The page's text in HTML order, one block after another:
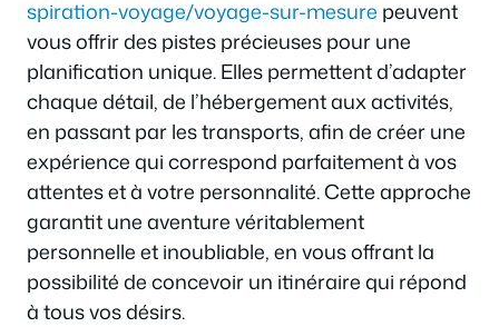
spiration-voyage/voyage-sur-mesure peuvent
vous offrir des pistes précieuses pour une
planification unique. Elles permettent d’adapter
chaque détail, de l’hébergement aux activités,
en passant par les transports, afin de créer une
expérience qui correspond parfaitement à vos
attentes et à votre personnalité. Cette approche
garantit une aventure véritablement
personnelle et inoubliable, en vous offrant la
possibilité de concevoir un itinéraire qui répond
à tous vos désirs.